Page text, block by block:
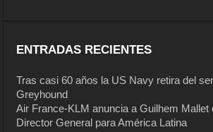
ENTRADAS RECIENTES
Tras casi 60 años la US Navy retira del
Greyhound
Air France-KLM anuncia a Guilhem Mallet
Director General para América Latina